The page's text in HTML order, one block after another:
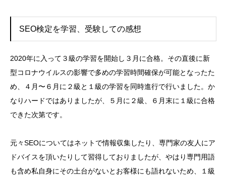
SEO検定を学習、受験しての感想
2020年に入って３級の学習を開始し３月に合格。その直後に新
型コロナウイルスの影響で多めの学習時間確保が可能となったた
め、４月〜６月に２級と１級の学習を同時進行で行いました。か
なりハードではありましたが、５月に２級、６月末に１級に合格
できた次第です。
元々SEOについてはネットで情報収集したり、専門家の友人にア
ドバイスを頂いたりして習得しておりましたが、やはり専門用語
も含め私自身にその土台がないとお客様にも語れないため、１級